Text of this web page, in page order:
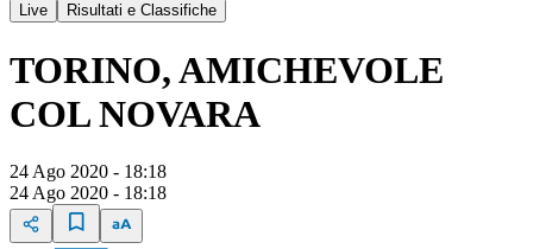
Live
Risultati e Classifiche
TORINO, AMICHEVOLE
COL NOVARA
24 Ago 2020 - 18:18
24 Ago 2020 - 18:18